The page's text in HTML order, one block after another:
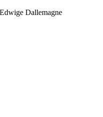
Dallemagne